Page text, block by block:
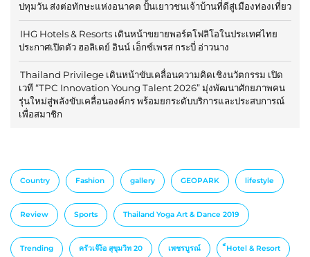
ปทุมวัน ส่งต่อทักษะแห่งอนาคต ปั้นเยาวชนเจ้าบ้านที่ดีสู่เมืองท่องเที่ยว
IHG Hotels & Resorts เดินหน้าขยายพอร์ตโฟลิโอในประเทศไทย
ประกาศเปิดตัว ฮอลิเดย์ อินน์ เอ็กซ์เพรส กระบี่ อ่าวนาง
Thailand Privilege เดินหน้าขับเคลื่อนความคิดเชิงนวัตกรรม เปิด
เวที “TPC Innovation Young Talent 2026” มุ่งพัฒนาศักยภาพคน
รุ่นใหม่สู่พลังขับเคลื่อนองค์กร พร้อมยกระดับบริการและประสบการณ์
เพื่อสมาชิก
Country Fashion gallery GEOPARK lifestyle
Review Sports Thailand Yoga Art & Dance 2019
Trending ครัวเจ๊ง้อ สุขุมวิท 20 เพชรบูรณ์ ็Hotel & Resort